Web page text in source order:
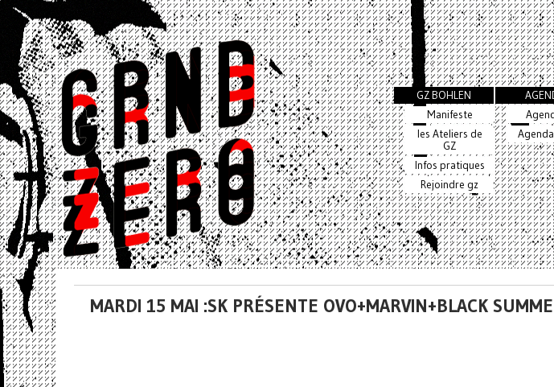
GZ BOHLEN
Manifeste
les Ateliers de
GZ
Infos pratiques
Rejoindre gz
MARDI 15 MAI :SK PRÉSENTE OVO+MARVIN+BLACK